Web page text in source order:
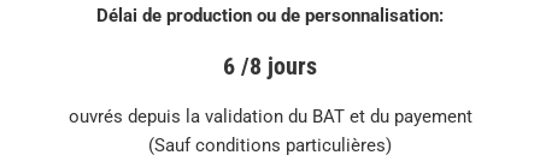
Délai de production ou de personnalisation:
6 /8 jours
ouvrés depuis la validation du BAT et du payement
(Sauf conditions particulières)